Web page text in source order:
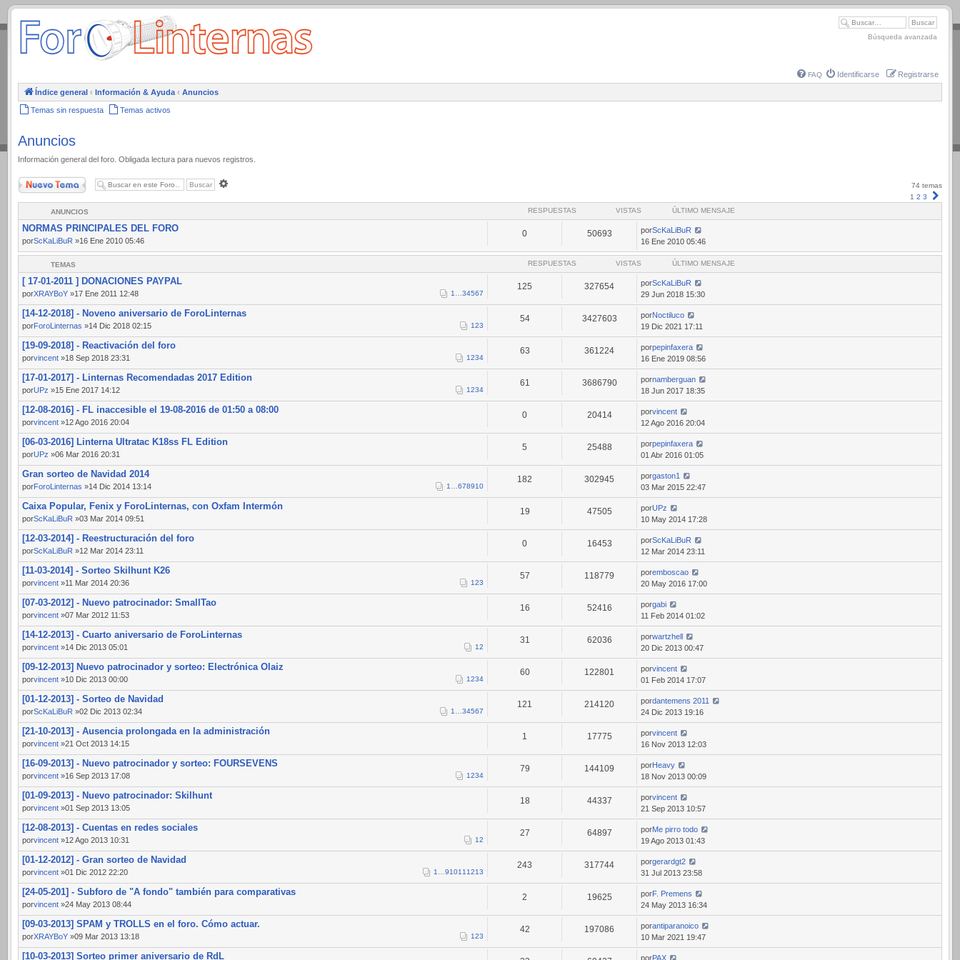
.
Búsqueda avanzada
FAQ Identificarse Registrarse
Índice general ‹ Información & Ayuda ‹ Anuncios
Temas sin respuesta Temas activos
Anuncios
Información general del foro. Obligada lectura para nuevos registros.
Nuevo Tema
74 temas
1 2 3
ANUNCIOS RESPUESTAS VISTAS ÚLTIMO MENSAJE
NORMAS PRINCIPALES DEL FORO
porScKaLiBuR »16 Ene 2010 05:46
0 50693 porScKaLiBuR
16 Ene 2010 05:46
TEMAS RESPUESTAS VISTAS ÚLTIMO MENSAJE
[ 17-01-2011 ] DONACIONES PAYPAL
porXRAYBoY »17 Ene 2011 12:48 1 34567
125 327654 porScKaLiBuR
29 Jun 2018 15:30
[14-12-2018] - Noveno aniversario de ForoLinternas
porForoLinternas »14 Dic 2018 02:15 123
54 3427603 porNoctiluco
19 Dic 2021 17:11
[19-09-2018] - Reactivación del foro
porvincent »18 Sep 2018 23:31 1234
63 361224 porpepinfaxera
16 Ene 2019 08:56
[17-01-2017] - Linternas Recomendadas 2017 Edition
porUPz »15 Ene 2017 14:12 1234
61 3686790 pornamberguan
18 Jun 2017 18:35
[12-08-2016] - FL inaccesible el 19-08-2016 de 01:50 a 08:00
porvincent »12 Ago 2016 20:04
0 20414 porvincent
12 Ago 2016 20:04
[06-03-2016] Linterna Ultratac K18ss FL Edition
porUPz »06 Mar 2016 20:31
5 25488 porpepinfaxera
01 Abr 2016 01:05
Gran sorteo de Navidad 2014
porForoLinternas »14 Dic 2014 13:14 1 678910
182 302945 porgaston1
03 Mar 2015 22:47
Caixa Popular, Fenix y ForoLinternas, con Oxfam Intermón
porScKaLiBuR »03 Mar 2014 09:51
19 47505 porUPz
10 May 2014 17:28
[12-03-2014] - Reestructuración del foro
porScKaLiBuR »12 Mar 2014 23:11
0 16453 porScKaLiBuR
12 Mar 2014 23:11
[11-03-2014] - Sorteo Skilhunt K26
porvincent »11 Mar 2014 20:36 123
57 118779 poremboscao
20 May 2016 17:00
[07-03-2012] - Nuevo patrocinador: SmallTao
porvincent »07 Mar 2012 11:53
16 52416 porgabi
11 Feb 2014 01:02
[14-12-2013] - Cuarto aniversario de ForoLinternas
porvincent »14 Dic 2013 05:01 12
31 62036 porwartzhell
20 Dic 2013 00:47
[09-12-2013] Nuevo patrocinador y sorteo: Electrónica Olaiz
porvincent »10 Dic 2013 00:00 1234
60 122801 porvincent
01 Feb 2014 17:07
[01-12-2013] - Sorteo de Navidad
porScKaLiBuR »02 Dic 2013 02:34 1 34567
121 214120 pordantemens 2011
24 Dic 2013 19:16
[21-10-2013] - Ausencia prolongada en la administración
porvincent »21 Oct 2013 14:15
1 17775 porvincent
16 Nov 2013 12:03
[16-09-2013] - Nuevo patrocinador y sorteo: FOURSEVENS
porvincent »16 Sep 2013 17:08 1234
79 144109 porHeavy
18 Nov 2013 00:09
[01-09-2013] - Nuevo patrocinador: Skilhunt
porvincent »01 Sep 2013 13:05
18 44337 porvincent
21 Sep 2013 10:57
[12-08-2013] - Cuentas en redes sociales
porvincent »12 Ago 2013 10:31 12
27 64897 porMe pirro todo
19 Ago 2013 01:43
[01-12-2012] - Gran sorteo de Navidad
porvincent »01 Dic 2012 22:20 1 91011 1213
243 317744 porgerardgt2
31 Jul 2013 23:58
[24-05-201] - Subforo de "A fondo" también para comparativas
porvincent »24 May 2013 08:44
2 19625 porF. Premens
24 May 2013 16:34
[09-03-2013] SPAM y TROLLS en el foro. Cómo actuar.
porXRAYBoY »09 Mar 2013 13:18 123
42 197086 porantiparanoico
10 Mar 2021 19:47
[10-03-2013] Sorteo primer aniversario de RdL porPAX